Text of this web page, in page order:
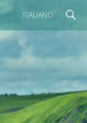
ITALIANO